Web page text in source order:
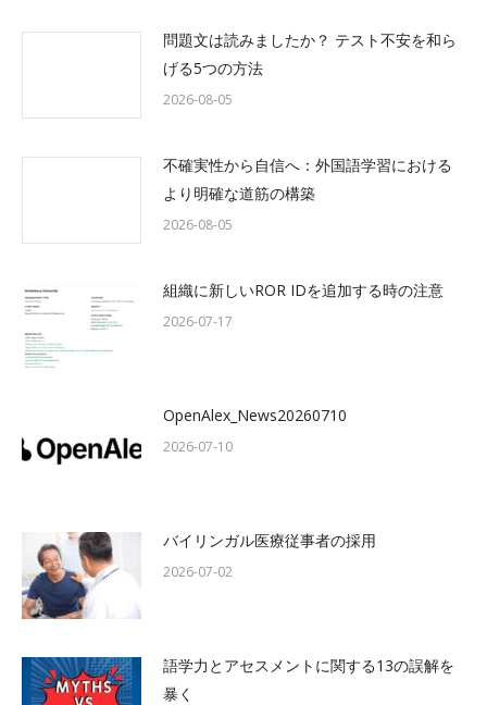
問題文は読みましたか？ テスト不安を和ら
げる5つの方法
2026-08-05
不確実性から自信へ：外国語学習における
より明確な道筋の構築
2026-08-05
組織に新しいROR IDを追加する時の注意
2026-07-17
OpenAlex_News20260710
2026-07-10
バイリンガル医療従事者の採用
2026-07-02
語学力とアセスメントに関する13の誤解を
暴く